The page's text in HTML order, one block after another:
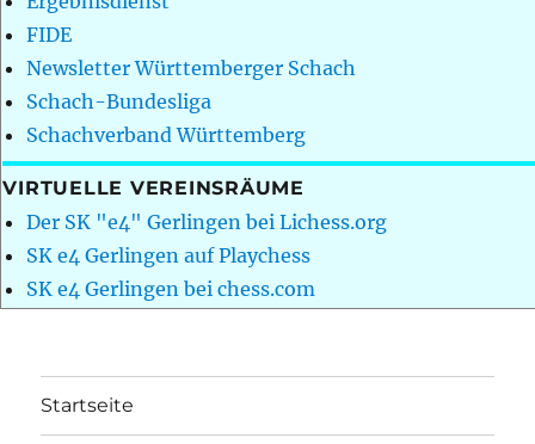
FIDE
Newsletter Württemberger Schach
Schach-Bundesliga
Schachverband Württemberg
VIRTUELLE VEREINSRÄUME
Der SK "e4" Gerlingen bei Lichess.org
SK e4 Gerlingen auf Playchess
SK e4 Gerlingen bei chess.com
Startseite